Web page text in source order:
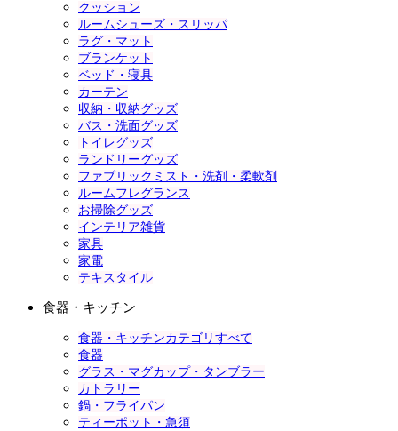
クッション
ルームシューズ・スリッパ
ラグ・マット
ブランケット
ベッド・寝具
カーテン
収納・収納グッズ
バス・洗面グッズ
トイレグッズ
ランドリーグッズ
ファブリックミスト・洗剤・柔軟剤
ルームフレグランス
お掃除グッズ
インテリア雑貨
家具
家電
テキスタイル
食器・キッチン
食器・キッチンカテゴリすべて
食器
グラス・マグカップ・タンブラー
カトラリー
鍋・フライパン
ティーポット・急須